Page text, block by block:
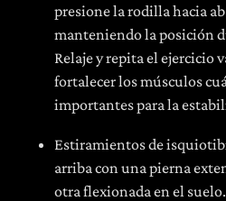
presione la rodilla hacia
manteniendo la posición
Relaje y repita el ejercicio
fortalecer los músculos
importantes para la
Estiramientos de
arriba con una pierna
otra flexionada en el